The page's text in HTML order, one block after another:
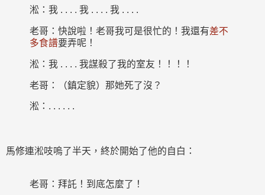
淞：我 . . . . 我 . . . . 我 . . . .
老哥：快說啦！老哥我可是很忙的！我還有差不
多食譜要弄呢！
淞：我 . . . . 我謀殺了我的室友！！！！
老哥：（鎮定貌）那她死了沒？
淞：. . . . . .
馬修連淞吱嗚了半天，終於開始了他的自白：
老哥：拜託！到底怎麼了！